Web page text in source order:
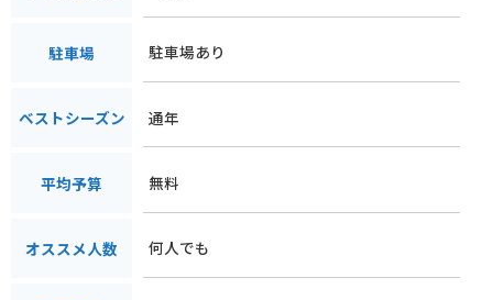
駐車場 駐車場あり
ベストシーズン 通年
平均予算 無料
オススメ人数 何人でも